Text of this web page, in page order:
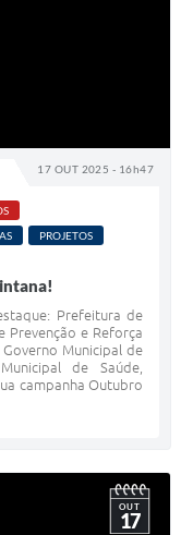
17 OUT 2025 - 16h47
PROJETOS
Prefeitura de
Prevenção e Reforça
Municipal de
de Saúde,
campanha Outubro
OUT
17